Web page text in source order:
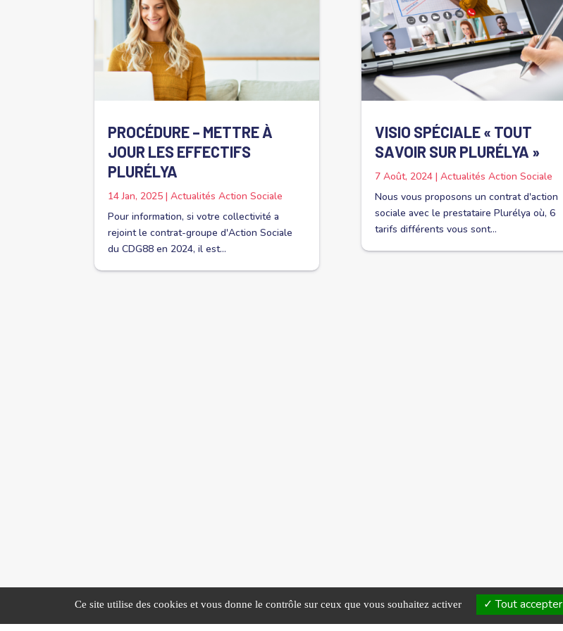
PROCÉDURE – METTRE À
JOUR LES EFFECTIFS
PLURÉLYA
14 Jan, 2025 |Actualités Action Sociale
Pour information, si votre collectivité a
rejoint le contrat-groupe d'Action Sociale
du CDG88 en 2024, il est...
VISIO SPÉCIALE « TOUT
SAVOIR SUR PLURÉLYA »
7 Août, 2024| Actualités Action Sociale
Nous vous proposons un contrat d'action
sociale avec le prestataire Plurélya où, 6
tarifs différents vous sont...
Ce site utilise des cookies et vous donne le contrôle sur ceux que vous souhaitez activer Tout accepter